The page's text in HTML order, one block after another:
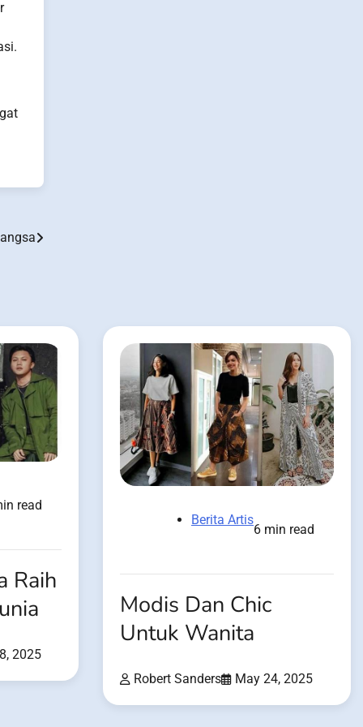
read
Raih
2025
Berita Artis
6 min read
Modis Dan Chic
Untuk Wanita
Robert Sanders May 24, 2025